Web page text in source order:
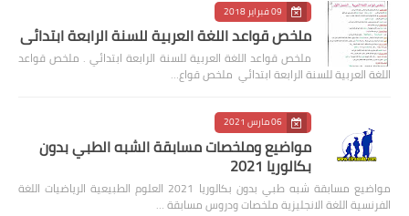
09 فبراير 2018
ملخص قواعد اللغة العربية للسنة الرابعة ابتدائي
ملخص قواعد اللغة العربية للسنة الرابعة ابتدائي . ملخص قواعد
اللغة العربية للسنة الرابعة ابتدائي ملخص قواع…
06 مارس 2021
مواضيع وملخصات مسابقة الشبه الطبي بدون
بكالوريا 2021
مواضيع مسابقة شبه طبي بدون بكالوريا 2021 العلوم الطبيعية الرياضيات اللغة
الفرنسية اللغة الانجليزية ملخصات ودروس مسابقة …